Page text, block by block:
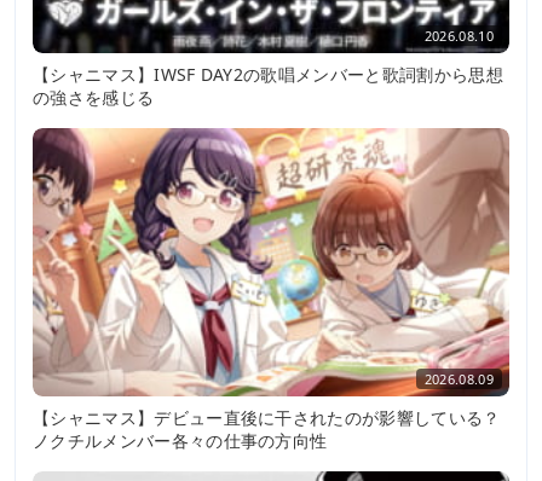
2026.08.10
【シャニマス】IWSF DAY2の歌唱メンバーと歌詞割から思想
の強さを感じる
2026.08.09
【シャニマス】デビュー直後に干されたのが影響している？
ノクチルメンバー各々の仕事の方向性